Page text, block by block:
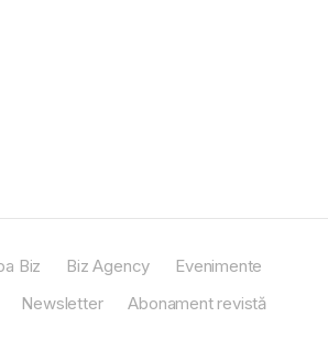
Biz Biz Agency
Evenimente
Newsletter Abonament revistă